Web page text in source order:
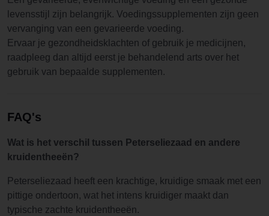
levensstijl zijn belangrijk. Voedingssupplementen zijn geen
vervanging van een gevarieerde voeding.
Ervaar je gezondheidsklachten of gebruik je medicijnen,
raadpleeg dan altijd eerst je behandelend arts over het
gebruik van bepaalde supplementen.
FAQ's
Wat is het verschil tussen Peterseliezaad en andere
kruidentheeën?
Peterseliezaad heeft een krachtige, kruidige smaak met een
pittige ondertoon, wat het intens kruidiger maakt dan
typische zachte kruidentheeën.